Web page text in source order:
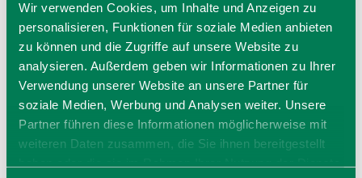
Wir verwenden Cookies, um Inhalte und Anzeigen zu
personalisieren, Funktionen für soziale Medien anbieten
zu können und die Zugriffe auf unsere Website zu
analysieren. Außerdem geben wir Informationen zu Ihrer
Verwendung unserer Website an unsere Partner für
soziale Medien, Werbung und Analysen weiter. Unsere
Partner führen diese Informationen möglicherweise mit
weiteren Daten zusammen, die Sie ihnen bereitgestellt
Veranstalter
Freiwillige Feuerwehr Piesenkam e.V.
Sachsenkamer Str. 17
83666 Waakirchen
Tel.:
E-Mail verfassen